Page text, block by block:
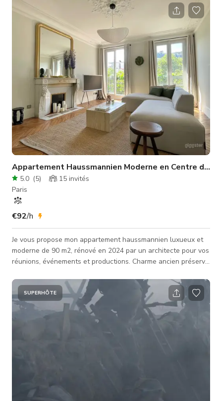
Appartement Haussmannien Moderne en Centre de Paris
5.0 (5) 15 invités
Paris
€92/h
Je vous propose mon appartement haussmannien luxueux et
moderne de 90 m2, rénové en 2024 par un architecte pour vos
réunions, événements et productions. Charme ancien préservé
d'époque. Au 3ème étage avec ascenseur. Très lumineux et
traversant, avec un balcon longeant le salon. Salon (21m2)
ouvert sur la salle à manger (17m2), 2 chambres, cuisine avec
plan de travail en travertin italien, salle de bain, balcon et
SUPERHÔTE